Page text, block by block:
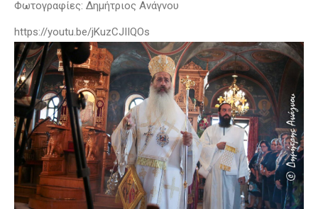
Φωτογραφίες: Δημήτριος Ανάγνου
https://youtu.be/jKuzCJIIQOs